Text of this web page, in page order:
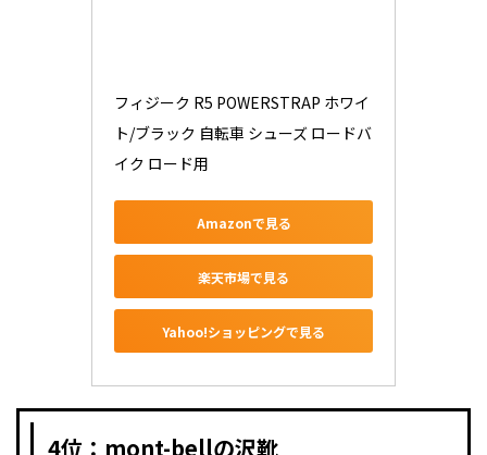
フィジーク R5 POWERSTRAP ホワイ
ト/ブラック 自転車 シューズ ロードバ
イク ロード用
Amazonで見る
楽天市場で見る
Yahoo!ショッピングで見る
4位：mont-bellの沢靴